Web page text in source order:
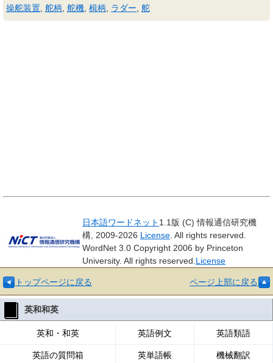
操舵装置 舵柄 舵機 楫柄 ラダー 舵
日本語ワードネット 1.1版 (C) 情報通信研究機
構, 2009-2026 License . All rights reserved.
WordNet 3.0 Copyright 2006 by Princeton
University. All rights reserved. License
トップページに戻る ページ上部に戻る
英和和英
英和・和英 英語例文 英語類語
英語の質問箱 英単語帳 機械翻訳